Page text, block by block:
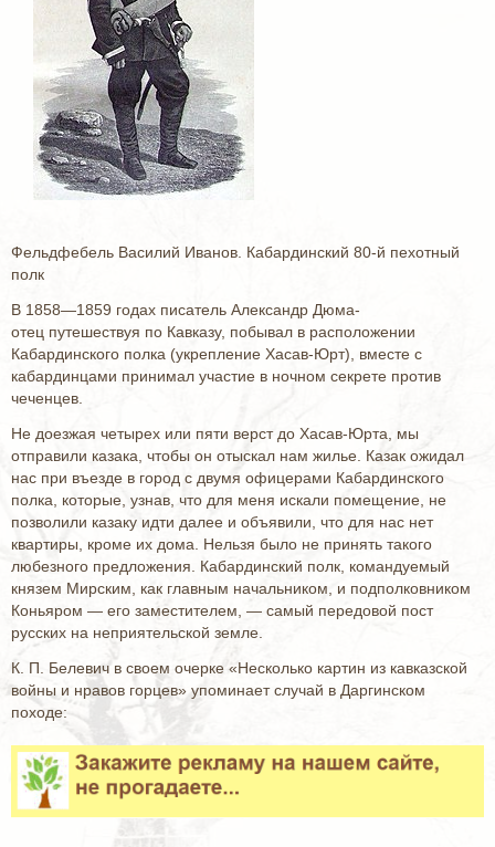
Фельдфебель Василий Иванов. Кабардинский 80-й пехотный
полк
В 1858—1859 годах писатель Александр Дюма-
отец путешествуя по Кавказу, побывал в расположении
Кабардинского полка (укрепление Хасав-Юрт), вместе с
кабардинцами принимал участие в ночном секрете против
чеченцев.
Не доезжая четырех или пяти верст до Хасав-Юрта, мы
отправили казака, чтобы он отыскал нам жилье. Казак ожидал
нас при въезде в город с двумя офицерами Кабардинского
полка, которые, узнав, что для меня искали помещение, не
позволили казаку идти далее и объявили, что для нас нет
квартиры, кроме их дома. Нельзя было не принять такого
любезного предложения. Кабардинский полк, командуемый
князем Мирским, как главным начальником, и подполковником
Коньяром — его заместителем, — самый передовой пост
русских на неприятельской земле.
К. П. Белевич в своем очерке «Несколько картин из кавказской
войны и нравов горцев» упоминает случай в Даргинском
походе: